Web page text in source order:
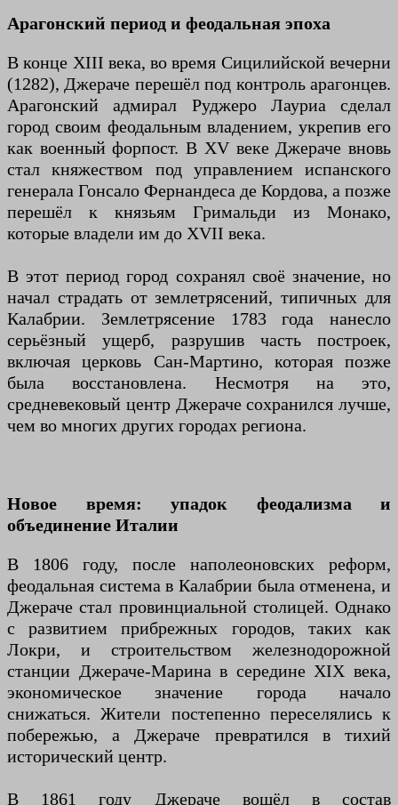
Арагонский период и феодальная эпоха
В конце XIII века, во время Сицилийской вечерни
(1282), Джераче перешёл под контроль арагонцев.
Арагонский адмирал Руджеро Лауриа сделал
город своим феодальным владением, укрепив его
как военный форпост. В XV веке Джераче вновь
стал княжеством под управлением испанского
генерала Гонсало Фернандеса де Кордова, а позже
перешёл к князьям Гримальди из Монако,
которые владели им до XVII века.
В этот период город сохранял своё значение, но
начал страдать от землетрясений, типичных для
Калабрии. Землетрясение 1783 года нанесло
серьёзный ущерб, разрушив часть построек,
включая церковь Сан-Мартино, которая позже
была восстановлена. Несмотря на это,
средневековый центр Джераче сохранился лучше,
чем во многих других городах региона.
Новое время: упадок феодализма и
объединение Италии
В 1806 году, после наполеоновских реформ,
феодальная система в Калабрии была отменена, и
Джераче стал провинциальной столицей. Однако
с развитием прибрежных городов, таких как
Локри, и строительством железнодорожной
станции Джераче-Марина в середине XIX века,
экономическое значение города начало
снижаться. Жители постепенно переселялись к
побережью, а Джераче превратился в тихий
исторический центр.
В 1861 году Джераче вошёл в состав